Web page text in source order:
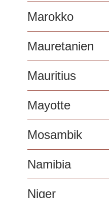
Marokko
Mauretanien
Mauritius
Mayotte
Mosambik
Namibia
Niger